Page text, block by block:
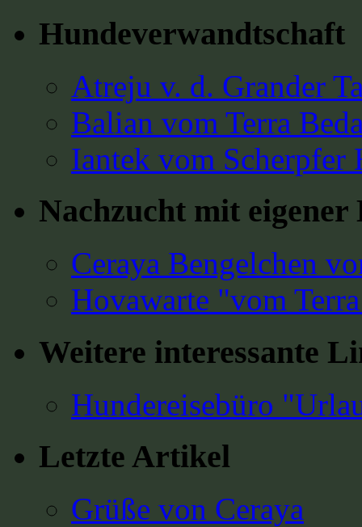
Hundeverwandtschaft
Atreju v. d. Grander
Balian vom Terra
Iantek vom Scherpfer
Nachzucht mit eigener
Ceraya Bengelchen
Hovawarte "vom
Weitere interessante
Hundereisebüro
Letzte Artikel
Grüße von Ceraya